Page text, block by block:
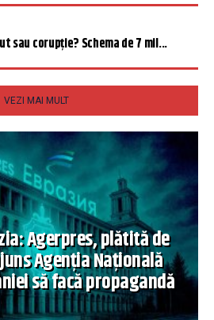
sau corupție? Schema de 7 mil...
VEZI MAI MULT
Agerpres, plătită de
Agenția Națională
să facă propagandă